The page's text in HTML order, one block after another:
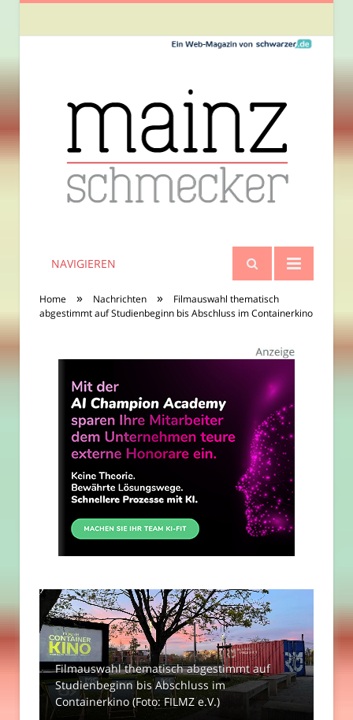
NAVIGIEREN
Home » Nachrichten »
Filmauswahl thematisch
abgestimmt auf Studienbeginn bis Abschluss im Containerkino
Filmauswahl thematisch abgestimmt auf
Studienbeginn bis Abschluss im
Containerkino (Foto: FILMZ e.V.)